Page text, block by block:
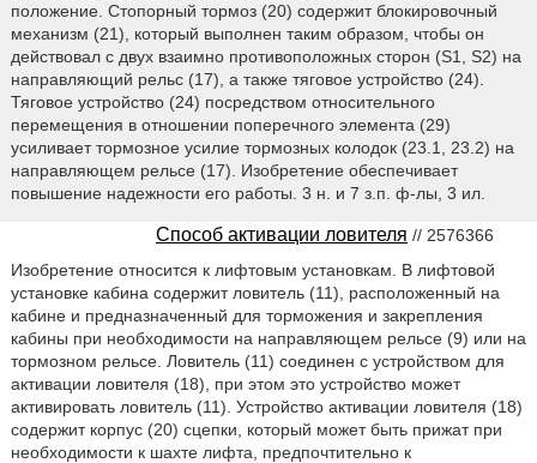
положение. Стопорный тормоз (20) содержит блокировочный
механизм (21), который выполнен таким образом, чтобы он
действовал с двух взаимно противоположных сторон (S1, S2) на
направляющий рельс (17), а также тяговое устройство (24).
Тяговое устройство (24) посредством относительного
перемещения в отношении поперечного элемента (29)
усиливает тормозное усилие тормозных колодок (23.1, 23.2) на
направляющем рельсе (17). Изобретение обеспечивает
повышение надежности его работы. 3 н. и 7 з.п. ф-лы, 3 ил.
Способ активации ловителя // 2576366
Изобретение относится к лифтовым установкам. В лифтовой
установке кабина содержит ловитель (11), расположенный на
кабине и предназначенный для торможения и закрепления
кабины при необходимости на направляющем рельсе (9) или на
тормозном рельсе. Ловитель (11) соединен с устройством для
активации ловителя (18), при этом это устройство может
активировать ловитель (11). Устройство активации ловителя (18)
содержит корпус (20) сцепки, который может быть прижат при
необходимости к шахте лифта, предпочтительно к